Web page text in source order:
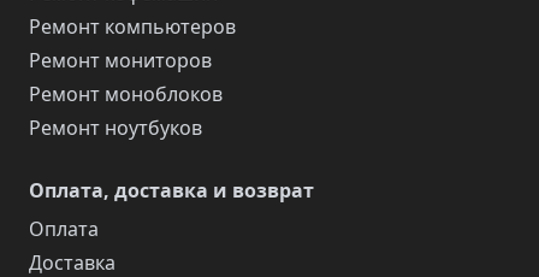
Ремонт компьютеров
Ремонт мониторов
Ремонт моноблоков
Ремонт ноутбуков
Оплата, доставка и возврат
Оплата
Доставка